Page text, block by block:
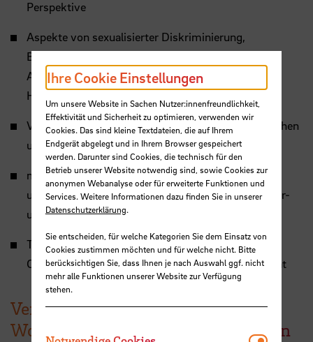
Perspektive
Aspekte von sexualisierter Diskriminierung,
Belästigung und Gewalt sowie
Antidiskriminierungsarbeit in den Kontexten
Hochschule, Lehre und Beratung
Vertrauen und Beziehungsarbeit in sozialarbeiterischen
und psychologischen Kontexten
machtkritische und feministische Perspektiven auf
und innerhalb der (Sport-)Psychologie; geschlechter-
und diversitätssensible Sportpsychologie
Transfer zwischen Forschung und Praxis zu
Chancengerechtigkeit, Gleichstellung und Diversität
Veröffentlichungen - Vorträge -
Workshops - Projekte - Supervision
Ihre Cookie Einstellungen
Um unsere Website in Sachen Nutzer:innenfreundlichkeit,
Effektivität und Sicherheit zu optimieren, verwenden wir
Cookies. Das sind kleine Textdateien, die auf Ihrem
Endgerät abgelegt und in Ihrem Browser gespeichert
werden. Darunter sind Cookies, die technisch für den
Betrieb unserer Website notwendig sind, sowie Cookies zur
anonymen Webanalyse oder für erweiterte Funktionen und
Services. Weitere Informationen dazu finden Sie in unserer
Datenschutzerklärung.
Sie entscheiden, für welche Kategorien Sie dem Einsatz von
Cookies zustimmen möchten und für welche nicht. Bitte
berücksichtigen Sie, dass Ihnen je nach Auswahl ggf. nicht
mehr alle Funktionen unserer Website zur Verfügung
stehen.